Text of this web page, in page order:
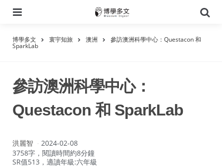
尋
博學多文 寰宇知旅 澳洲 參訪澳洲科學中心：Questacon 和
SparkLab
參訪澳洲科學中心：
Questacon 和 SparkLab
作
者：
洪麗智
2024-02-08
3758字，閱讀時間約8分鐘
SR值513，適讀年級:六年級